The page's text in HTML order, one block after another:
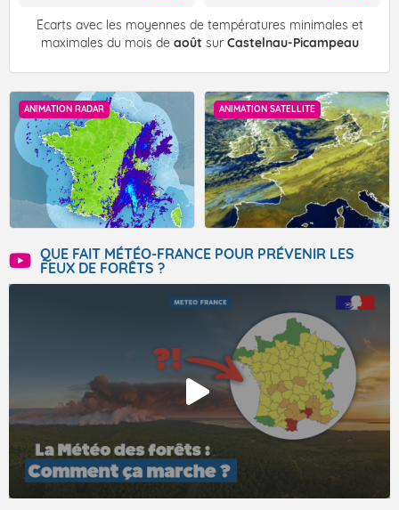
Écarts avec les moyennes de températures minimales et
maximales du mois de août sur Castelnau-Picampeau
ANIMATION RADAR ANIMATION SATELLITE
QUE FAIT MÉTÉO-FRANCE POUR PRÉVENIR LES
FEUX DE FORÊTS ?